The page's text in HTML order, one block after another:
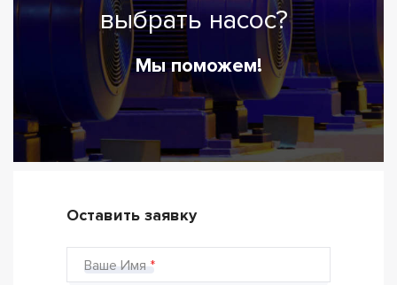
выбрать насос?
Мы поможем!
Оставить заявку
Ваше Имя